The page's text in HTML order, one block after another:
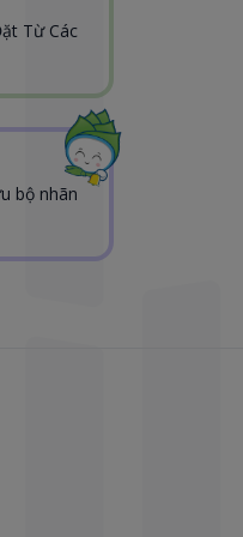
Từ Các
bộ nhãn